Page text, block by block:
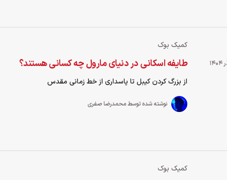
کمیک بوک
طایفه اسکانی در دنیای مارول چه کسانی هستند؟
از بزرگ کردن کیبل تا پاسداری از خط زمانی مقدس
نوشته شده توسط محمدرضا صفری
کمیک بوک